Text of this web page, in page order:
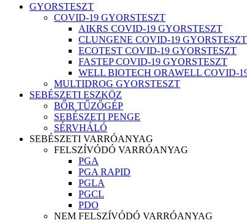
GYORSTESZT
COVID-19 GYORSTESZT
AIKRS COVID-19 GYORSTESZT
CLUNGENE COVID-19 GYORSTESZT
ECOTEST COVID-19 GYORSTESZT
FASTEP COVID-19 GYORSTESZT
WELL BIOTECH ORAWELL COVID-
MULTIDROG GYORSTESZT
SEBÉSZETI ESZKÖZ
BŐR TŰZŐGÉP
SEBÉSZETI PENGE
SÉRVHÁLÓ
SEBÉSZETI VARRÓANYAG
FELSZÍVÓDÓ VARRÓANYAG
PGA
PGA RAPID
PGLA
PGCL
PDO
NEM FELSZÍVÓDÓ VARRÓANYAG